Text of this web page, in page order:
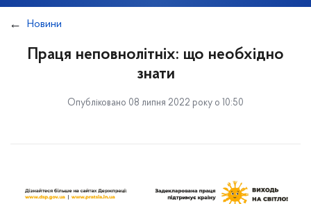
Новини
Праця неповнолітніх: що необхідно
знати
Опубліковано 08 липня 2022 року о 10:50